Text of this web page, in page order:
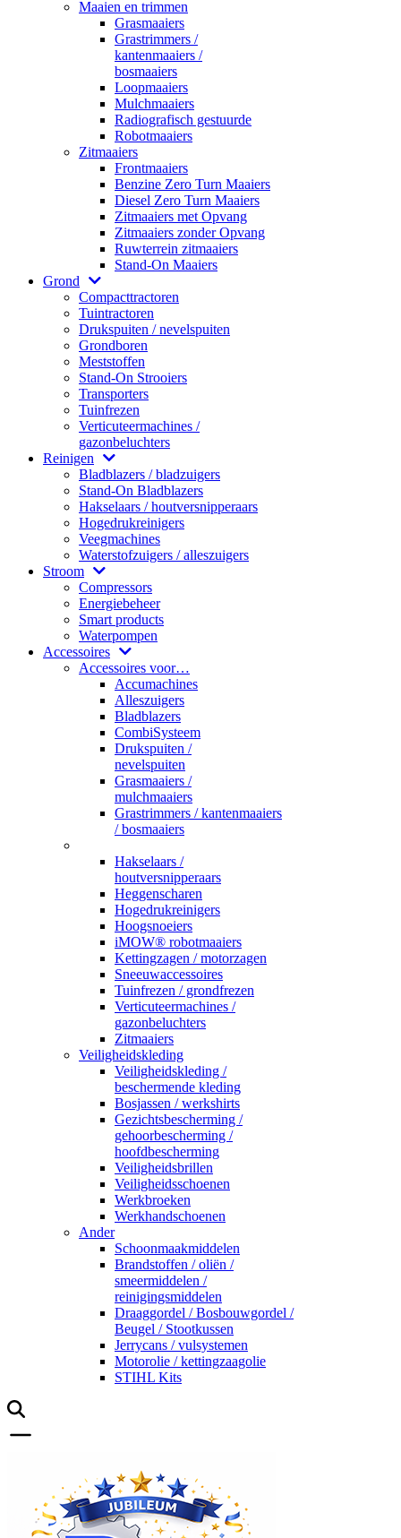
Maaien en trimmen
Grasmaaiers
Grastrimmers /
kantenmaaiers /
bosmaaiers
Loopmaaiers
Mulchmaaiers
Radiografisch gestuurde
Robotmaaiers
Zitmaaiers
Frontmaaiers
Benzine Zero Turn Maaiers
Diesel Zero Turn Maaiers
Zitmaaiers met Opvang
Zitmaaiers zonder Opvang
Ruwterrein zitmaaiers
Stand-On Maaiers
Grond
Compacttractoren
Tuintractoren
Drukspuiten / nevelspuiten
Grondboren
Meststoffen
Stand-On Strooiers
Transporters
Tuinfrezen
Verticuteermachines /
gazonbeluchters
Reinigen
Bladblazers / bladzuigers
Stand-On Bladblazers
Hakselaars / houtversnipperaars
Hogedrukreinigers
Veegmachines
Waterstofzuigers / alleszuigers
Stroom
Compressors
Energiebeheer
Smart products
Waterpompen
Accessoires
Accessoires voor…
Accumachines
Alleszuigers
Bladblazers
CombiSysteem
Drukspuiten /
nevelspuiten
Grasmaaiers /
mulchmaaiers
Grastrimmers / kantenmaaiers
/ bosmaaiers
Hakselaars /
houtversnipperaars
Heggenscharen
Hogedrukreinigers
Hoogsnoeiers
iMOW® robotmaaiers
Kettingzagen / motorzagen
Sneeuwaccessoires
Tuinfrezen / grondfrezen
Verticuteermachines /
gazonbeluchters
Zitmaaiers
Veiligheidskleding
Veiligheidskleding /
beschermende kleding
Bosjassen / werkshirts
Gezichtsbescherming /
gehoorbescherming /
hoofdbescherming
Veiligheidsbrillen
Veiligheidsschoenen
Werkbroeken
Werkhandschoenen
Ander
Schoonmaakmiddelen
Brandstoffen / oliën /
smeermiddelen /
reinigingsmiddelen
Draaggordel / Bosbouwgordel /
Beugel / Stootkussen
Jerrycans / vulsystemen
Motorolie / kettingzaagolie
STIHL Kits